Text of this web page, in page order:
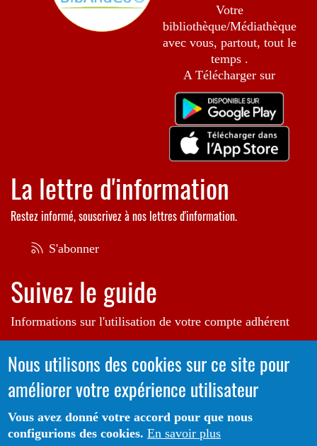
Beaucoup d'émotions en cette nuit !!Votre
bibliothèque/Médiathèque
avec vous, partout, tout le
temps .
A Télécharger sur
La lettre d'information
Restez informé, souscrivez à nos lettres d'information.
S'abonner
Suivez le guide
Informations sur l'utilisation de votre compte adhérent
Voir le guide
Autrice de l'illustration en bannière:Raphaëlle Michaud
Portail CoLibris® - Copyright© 2026 - LOGIQ Systèmes. Tous
Nous utilisons des cookies sur ce site pour
améliorer votre expérience utilisateur
Vous avez donné votre accord pour que nous
configurions des cookies. En savoir plus